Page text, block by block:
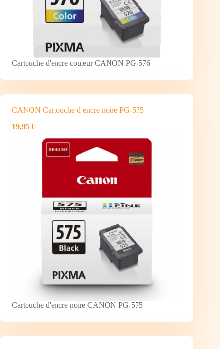
Cartouche d'encre couleur CANON PG-576
CANON Cartouche d’encre noire PG-575
19,95 €
Cartouche d'encre noire CANON PG-575